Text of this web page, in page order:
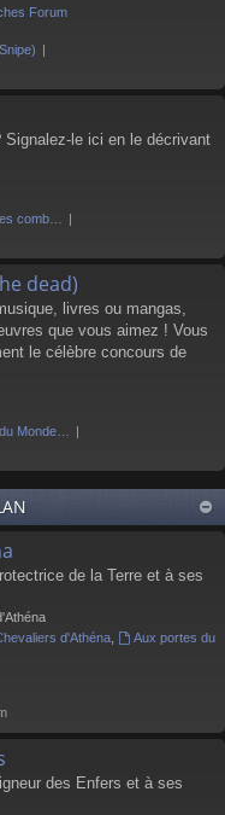
Forum
Signalez-le ici en le décrivant
comb…
dead)
livres ou mangas,
que vous aimez ! Vous
le célèbre concours de
Monde…
de la Terre et à ses
d'Athéna,
Aux portes du
des Enfers et à ses